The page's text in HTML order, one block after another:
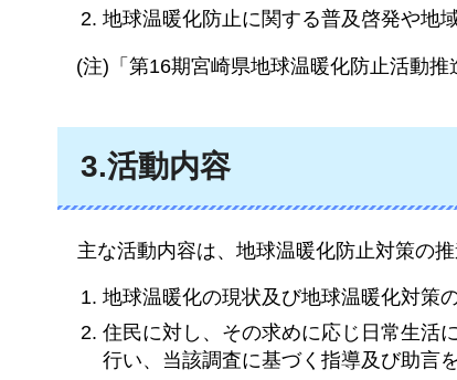
地球温暖化防止に関する普及啓発や地
(注)「第16期宮崎県地球温暖化防止活動
3.活動内容
主な活動内容は、地球温暖化防止対策の
地球温暖化の現状及び地球温暖化対策
住民に対し、その求めに応じ日常生活
行い、当該調査に基づく指導及び助言